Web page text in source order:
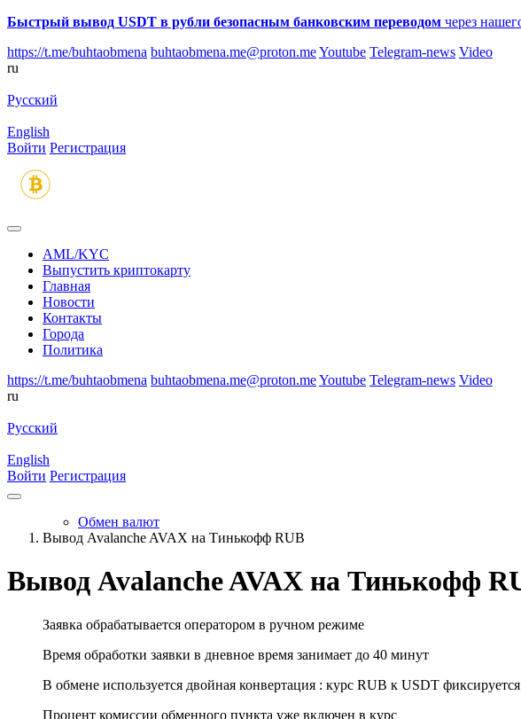
Быстрый вывод USDT в рубли безопасным банковским переводом через
https://t.me/buhtaobmena buhtaobmena.me@proton.meYoutube Telegram-news Video
ru
Русский
English
Войти Регистрация
AML/KYC
Выпустить криптокарту
Главная
Новости
Контакты
Города
Политика
https://t.me/buhtaobmena buhtaobmena.me@proton.meYoutube Telegram-news Video
ru
Русский
English
Войти Регистрация
Обмен валют
Вывод Avalanche AVAX на Тинькофф RUB
Вывод Avalanche AVAX на Тинькофф
Заявка обрабатывается оператором в ручном режиме
Время обработки заявки в дневное время занимает до 40 минут
В обмене используется двойная конвертация : курс RUB к USDT
Процент комиссии обменного пункта уже включен в курс